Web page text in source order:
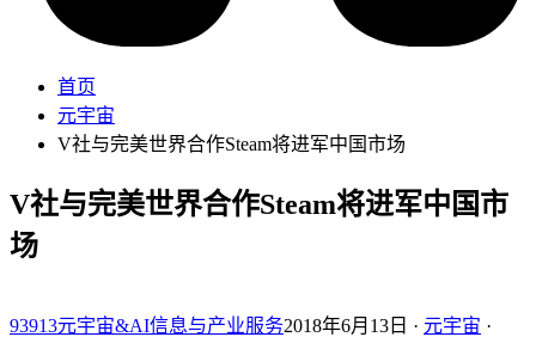
首页
元宇宙
V社与完美世界合作Steam将进军中国市场
V社与完美世界合作Steam将进军中国市
场
93913元宇宙&AI信息与产业服务2018年6月13日 · 元宇宙 ·